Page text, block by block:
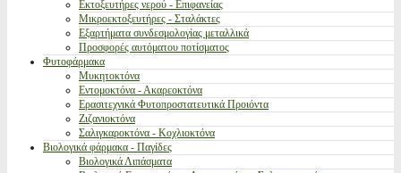
Εκτοξευτήρες νερού - Επιφανείας
Μικροεκτοξευτήρες - Σταλάκτες
Εξαρτήματα συνδεσμολογίας μεταλλικά
Προσφορές αυτόματου ποτίσματος
Φυτοφάρμακα
Μυκητοκτόνα
Εντομοκτόνα - Ακαρεοκτόνα
Ερασιτεχνικά Φυτοπροστατευτικά Προιόντα
Ζιζανιοκτόνα
Σαλιγκαροκτόνα - Κοχλιοκτόνα
Βιολογικά φάρμακα - Παγίδες
Βιολογικά Λιπάσματα